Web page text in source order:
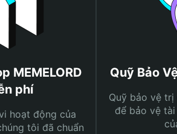
MEMELORD
phí
hoạt động của
tôi đã chuẩn
Quỹ Bảo
Quỹ bảo vệ
để bảo vệ